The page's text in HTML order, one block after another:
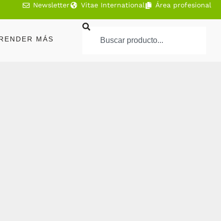
Newsletter Vitae International Área profesional
MÁS